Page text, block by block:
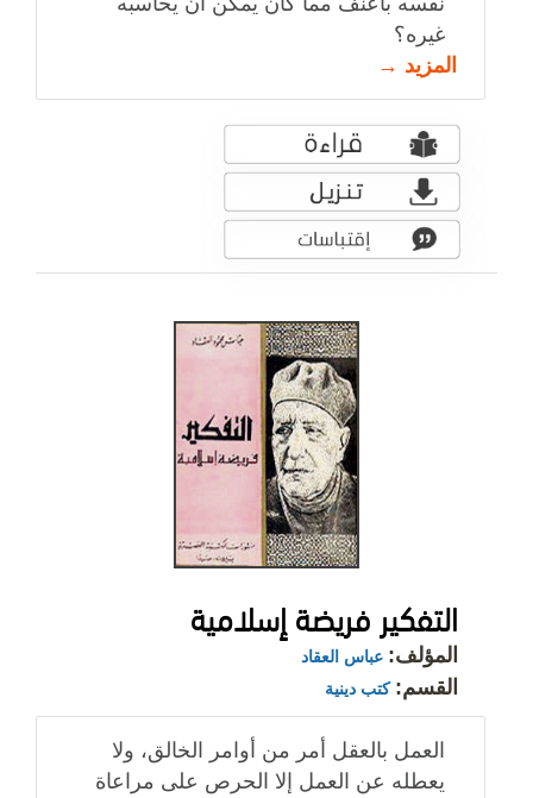
غيره؟
المزيد →
التفكير فريضة إسلامية
المؤلف: عباس العقاد
القسم: كتب دينية
العمل بالعقل أمر من أوامر الخالق، ولا
يعطله عن العمل إلا الحرص على مراعاة